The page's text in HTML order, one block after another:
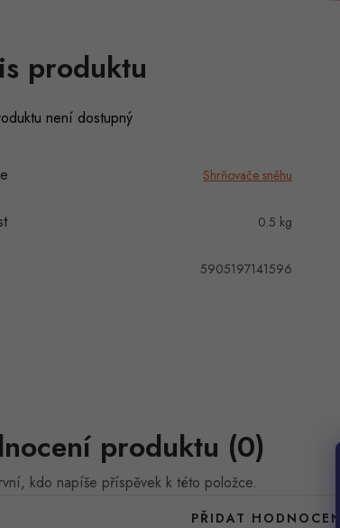
produktu
není dostupný
Shrňovače sněhu
0.5 kg
5905197141596
produktu (0)
kdo napíše příspěvek k této položce.
PŘIDAT HODNOCENÍ